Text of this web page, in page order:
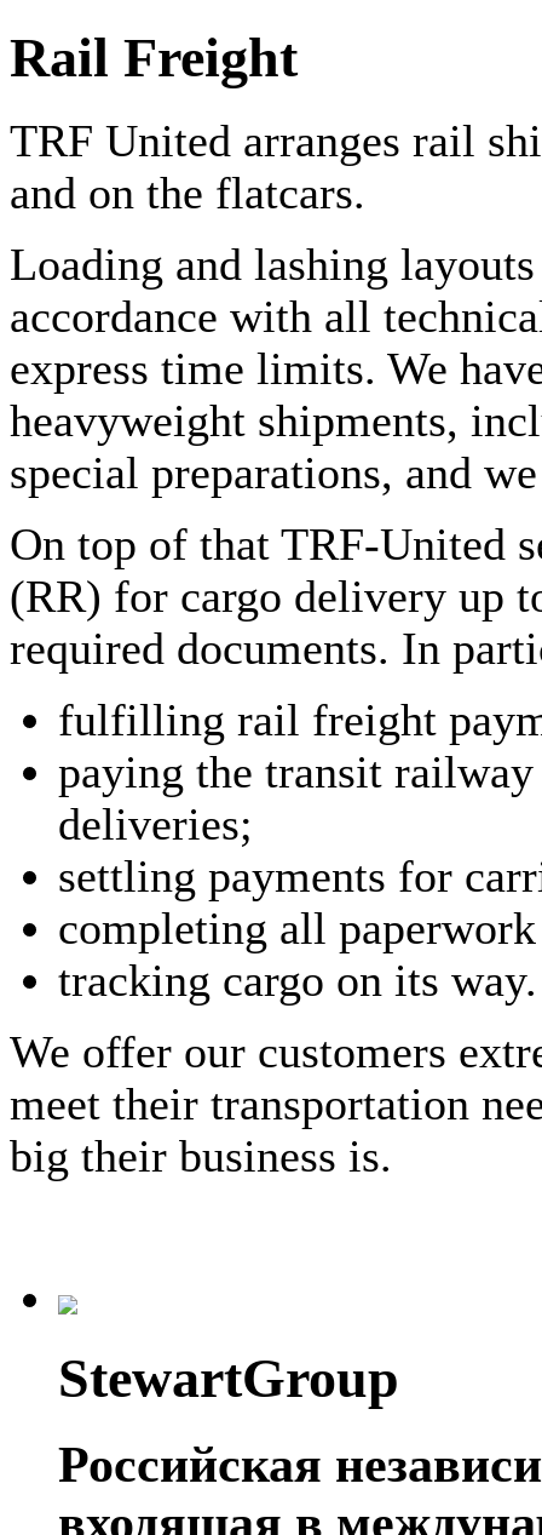
Rail Freight
TRF United arranges rail
and on the flatcars.
Loading and lashing
accordance with all
express time limits. We
heavyweight shipments,
special preparations, and
On top of that TRF-United
(RR) for cargo delivery up
required documents. In
fulfilling rail freight
paying the transit
deliveries;
settling payments for
completing all
tracking cargo on its way.
We offer our customers
meet their transportation
big their business is.
StewartGroup
Российская
входящая в